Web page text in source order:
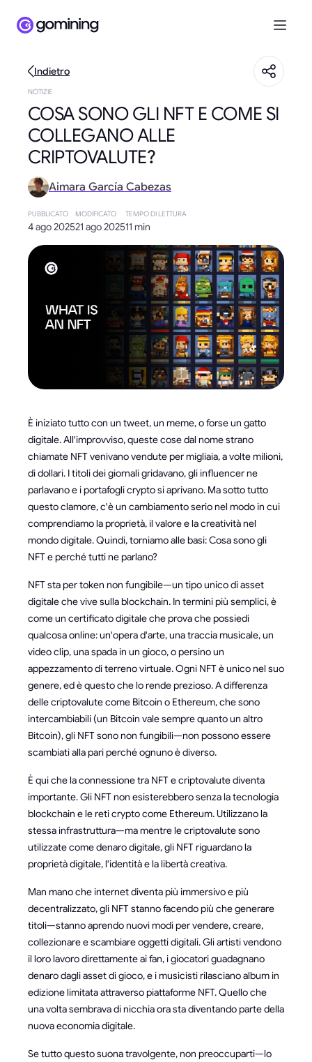
Indietro
NOTIZIE
COSA SONO GLI NFT E COME SI
COLLEGANO ALLE
CRIPTOVALUTE?
Aimara García Cabezas
PUBBLICATO
4 ago 2025
MODIFICATO
21 ago 2025
TEMPO DI LETTURA
11 min
È iniziato tutto con un tweet, un meme, o forse un gatto
digitale. All'improvviso, queste cose dal nome strano
chiamate NFT venivano vendute per migliaia, a volte milioni,
di dollari. I titoli dei giornali gridavano, gli influencer ne
parlavano e i portafogli crypto si aprivano. Ma sotto tutto
questo clamore, c'è un cambiamento serio nel modo in cui
comprendiamo la proprietà, il valore e la creatività nel
mondo digitale. Quindi, torniamo alle basi: Cosa sono gli
NFT e perché tutti ne parlano?
NFT sta per token non fungibile—un tipo unico di asset
digitale che vive sulla blockchain. In termini più semplici, è
come un certificato digitale che prova che possiedi
qualcosa online: un'opera d'arte, una traccia musicale, un
video clip, una spada in un gioco, o persino un
appezzamento di terreno virtuale. Ogni NFT è unico nel suo
genere, ed è questo che lo rende prezioso. A differenza
delle criptovalute come Bitcoin o Ethereum, che sono
intercambiabili (un Bitcoin vale sempre quanto un altro
Bitcoin), gli NFT sono non fungibili—non possono essere
scambiati alla pari perché ognuno è diverso.
È qui che la connessione tra NFT e criptovalute diventa
importante. Gli NFT non esisterebbero senza la tecnologia
blockchain e le reti crypto come Ethereum. Utilizzano la
stessa infrastruttura—ma mentre le criptovalute sono
utilizzate come denaro digitale, gli NFT riguardano la
proprietà digitale, l'identità e la libertà creativa.
Man mano che internet diventa più immersivo e più
decentralizzato, gli NFT stanno facendo più che generare
titoli—stanno aprendo nuovi modi per vendere, creare,
collezionare e scambiare oggetti digitali. Gli artisti vendono
il loro lavoro direttamente ai fan, i giocatori guadagnano
denaro dagli asset di gioco, e i musicisti rilasciano album in
edizione limitata attraverso piattaforme NFT. Quello che
una volta sembrava di nicchia ora sta diventando parte della
nuova economia digitale.
Se tutto questo suona travolgente, non preoccuparti—lo